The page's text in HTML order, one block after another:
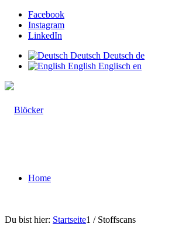
Facebook
Instagram
LinkedIn
Deutsch Deutsch de
English Englisch en
Home
Du bist hier: Startseite1 / Stoffscans